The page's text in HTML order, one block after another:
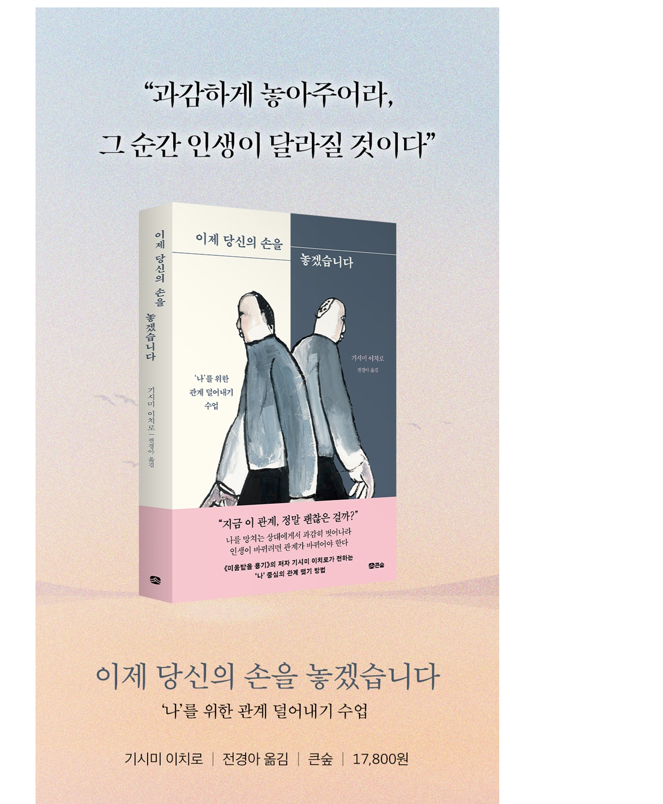
지배와 의존은 함께 다닌다 | 대면해야 일이 된다는 사람들에게 | 연결을 강요하는 이유 | 국가가 불안을 이용하는 법 | 재판관을 자처하는 사람들
제4장 주변 관계를 점검하는 법
나를 지배하려는 자는 누구인가 | 알아야 해결할 수 있다 | 침묵시키려는 사람들을 주목하라 | 자발적 선택은 과연 자발적일까 | 관계에 칼을 던져라 | ‘하는’ 쪽에 서는 사람 | 관용 없는
사람에게 관용을 베풀어야 하는가 | 별문제 없는 관계를 돌아보라
제5장 벗어나야 다시 시작할 수 있다
다른 관계를 모색하자 | 독립은 반항에서 시작된다 | 예스맨은 유능한 직원이 아니다 | 나도 잘못할 수 있다는 자각 | 복종하지 않을 용기 | 반발하라, 자신을 위하여
제6장 기꺼이 고독해질 것
지금 우리에게 필요한 것 | ‘나’로 존재하기 | 권위에 맞설 수 있는가 | 혼자여도 외롭지 않은 사람들 | 모든 것을 의심하라 | 내 안의 목소리를 따른다 | 제대로 화내기 위하여
제7장 나 자신의 삶을 살려면
기대에 부응하지 않는다 | 자신에게만 관심 있는 사람 | 그저 돕고 싶어서 도울 뿐 | 친절함을 연기하다 보면 | 타인의 평가에 휘둘리지 말 것 | 위험 없는 인생은 없다 | 실패를 즐기는
방법 | 해내지 못해도 괜찮다 | 저마다의 고유한 행복
제8장 사랑이라 착각하는 관계
좋은 친구가 될 수 있다는 환상 | 관계에는 적절한 거리가 필요하다 | 자신의 문제를 스스로 해결할 자유 | 같은 눈높이에 설 것
제9장 완전하게 이해하지 않아도 된다
의존하지 않으려면 | 스스로 깨닫고 스스로 해결할 것 | 있는 그대로 보기 | 눈앞의 현실을 받아들인다 | 타인을 이해할 수 없다는 것을 아는 일 | 이해와 사랑의 역학 | 지배하려고
이해하는 것이 아니다 | 다시 결정할 용기 | 사랑은 놀라움에서 시작된다 | 이해하고 받아들이기 | 사람은 누구나 변한다 | 타인을 이해하는 데 필요한 능력
제10장 먼저 인간이어야 한다
나는 너다 | 타인을 받아들여야 내 세계가 변한다 | ‘적’임을 알고도 돕는 마음 | 모두와 연결되어 있다 | 도와주리라는 믿음
제11장 진정으로 사랑한다는 것
유일무이한 ‘너’와의 만남 | 사랑은 배타적이지 않다 | 진정한 사랑은 자유를 추구한다 | 존재 자체가 사랑 | 나를 있는 그대로 주는 것 | 자신이 가치 있다고 생각하라
제12장 연결되고 싶은 사람과 연결된다
싫으면 끊어내고 만나고 싶으면 만나라 | 삶의 우선순위 | 사는 것만으로도 가치가 있다 | 매여 있던 관계에서 벗어나는 순간 | 공명하며 살아간다 | 혼자 애쓰지 마라 | 도움을 청하는
것도 용기다 | 진정한 관계를 맺을 수 있다는 믿음
주